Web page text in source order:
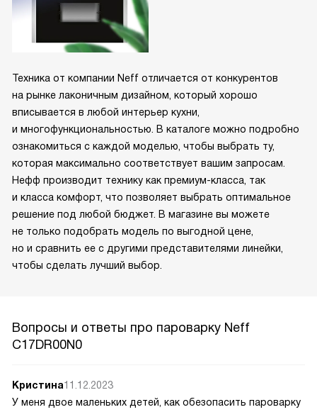
Техника от компании Neff отличается от конкурентов
на рынке лаконичным дизайном, который хорошо
вписывается в любой интерьер кухни,
и многофункциональностью. В каталоге можно подробно
ознакомиться с каждой моделью, чтобы выбрать ту,
которая максимально соответствует вашим запросам.
Нефф производит технику как премиум-класса, так
и класса комфорт, что позволяет выбрать оптимальное
решение под любой бюджет. В магазине вы можете
не только подобрать модель по выгодной цене,
но и сравнить ее с другими представителями линейки,
чтобы сделать лучший выбор.
Вопросы и ответы про пароварку Neff
C17DR00N0
Кристина11.12.2023
У меня двое маленьких детей, как обезопасить пароварку